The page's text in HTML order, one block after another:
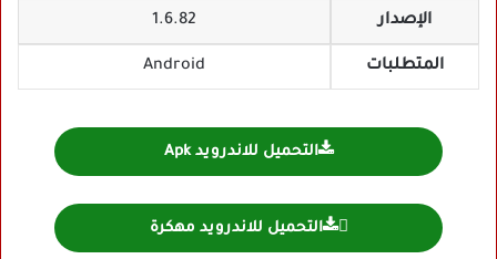
الإصدار 1.6.82
المتطلبات Android
التحميل للاندرويد Apk
التحميل للاندرويد مهكرة